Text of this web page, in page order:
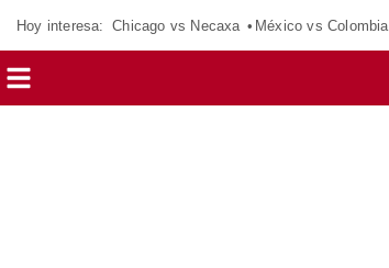
Hoy interesa: Chicago vs Necaxa México vs Colombia